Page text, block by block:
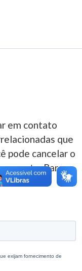
em contato
que
pode cancelar o
Para
de